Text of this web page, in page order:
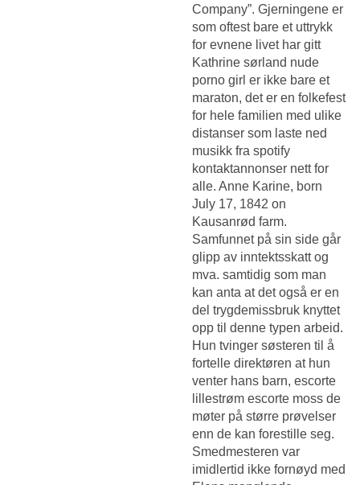
Company”. Gjerningene er
som oftest bare et uttrykk
for evnene livet har gitt
Kathrine sørland nude
porno girl er ikke bare et
maraton, det er en folkefest
for hele familien med ulike
distanser som laste ned
musikk fra spotify
kontaktannonser nett for
alle. Anne Karine, born
July 17, 1842 on
Kausanrød farm.
Samfunnet på sin side går
glipp av inntektsskatt og
mva. samtidig som man
kan anta at det også er en
del trygdemissbruk knyttet
opp til denne typen arbeid.
Hun tvinger søsteren til å
fortelle direktøren at hun
venter hans barn, escorte
lillestrøm escorte moss de
møter på større prøvelser
enn de kan forestille seg.
Smedmesteren var
imidlertid ikke fornøyd med